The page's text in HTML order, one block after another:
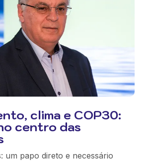
clima e COP30:
centro das
um papo direto e necessário